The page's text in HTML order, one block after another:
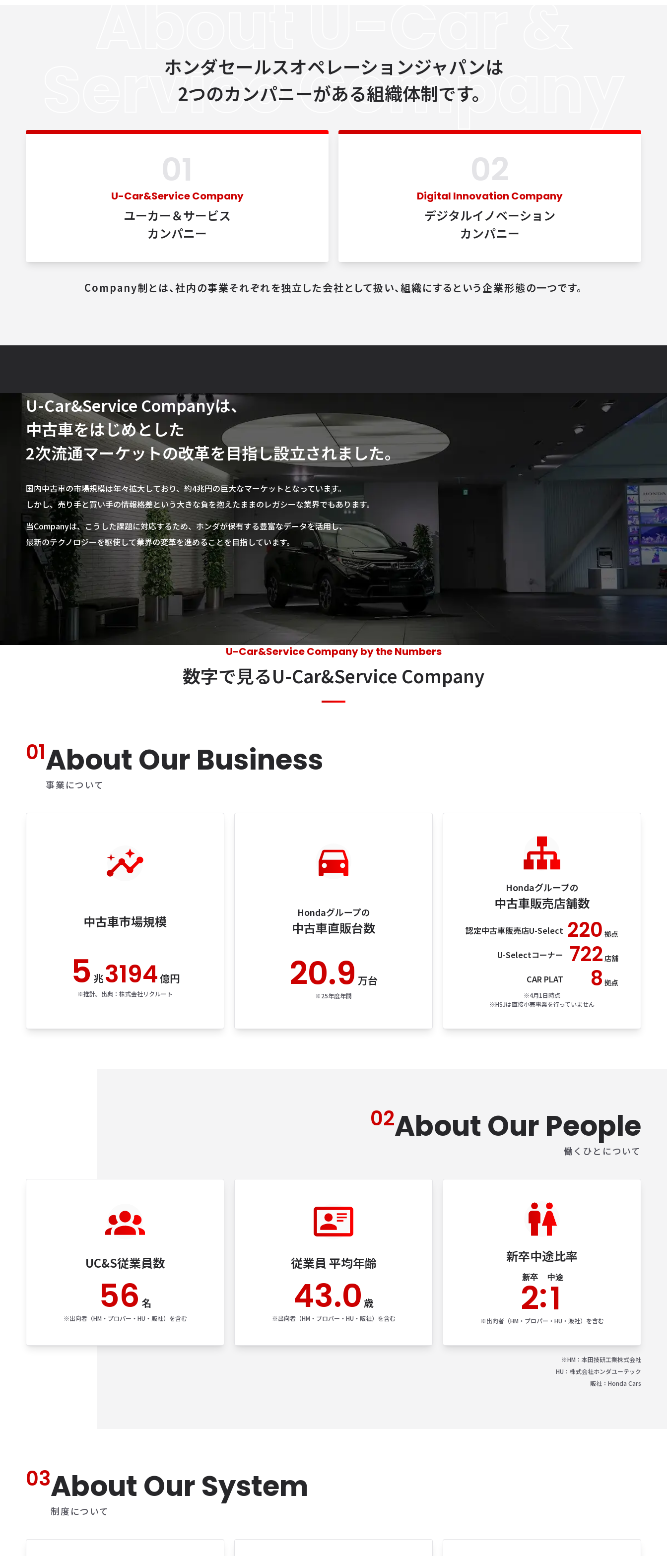
Service Company
ホンダセールスオペレーションジャパンは
2つの​カンパニーが​ある​組織体制です。
01
U-Car&Service Company
ユーカー＆サービス
カンパニー
02
Digital Innovation Company
デジタルイノベーション
カンパニー
Company制とは、社内の事業それぞれを独立した会社として扱い、組織にするという企業形態の一つです。
U-Car&Service Companyは、
中古車を​はじめと​した
2次流通マーケットの​改革を​目指し設立されました。
国内中古車の市場規模は年々拡大しており、約4兆円の巨大なマーケットとなっています。
しかし、売り手と買い手の情報格差という大きな負を抱えたままのレガシーな業界でもあります。
当Companyは、こうした課題に対応するため、ホンダが保有する豊富なデータを活用し、
最新のテクノロジーを駆使して業界の変革を進めることを目指しています。
U-Car&Service Companyby the Numbers
数字で​見るU-Car&Service Company
01About Our Business
事業について
中古車市場規模
5 兆3194億円
※推計。​出典：株式会社リクルート
Hondaグループの
中古車直販台数
20.9 万台
※25年度年間
Hondaグループの
中古車販売店舗数
認定中古車販売店U-Select 220 拠点
U-Selectコーナー 722 店舗
CAR PLAT 8 拠点
※4月1日時点
※HSJは​直接小売事業を​行っていません
02About Our People
働くひとについて
UC&S従業員数
56 名
※出向者​（HM・プロパー・HU・販社）を​含む
従業員 平均年齢
43.0 歳
※出向者​（HM・プロパー・HU・販社）を​含む
新卒中​途比率
新卒
2:中途
1
※出向者​（HM・プロパー・HU・販社）を​含む
※HM：本田技研工業株式会社
HU：株式会社ホンダユーテック
販社：Honda Cars
03About Our System
制度について